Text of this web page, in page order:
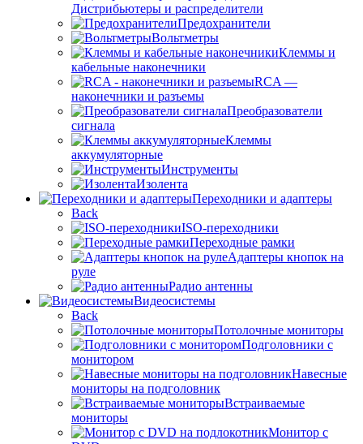
Дистрибьютеры и распределители
Предохранители
Вольтметры
Клеммы и
кабельные наконечники
RCA —
наконечники и разъемы
Преобразователи
сигнала
Клеммы
аккумуляторные
Инструменты
Изолента
Переходники и адаптеры
Back
ISO-переходники
Переходные рамки
Адаптеры кнопок на
руле
Радио антенны
Видеосистемы
Back
Потолочные мониторы
Подголовники с
монитором
Навесные
мониторы на подголовник
Встраиваемые
мониторы
Монитор с